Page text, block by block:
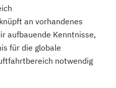
an vorhandenes
aufbauende Kenntnisse,
für die globale
notwendig